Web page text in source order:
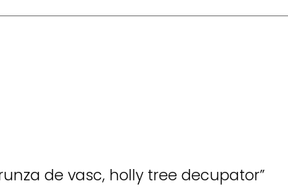
de vasc, holly tree decupator”